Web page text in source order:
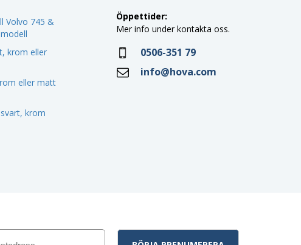
Volvo 745 &
krom eller
eller matt
krom
Öppettider:
Mer info under kontakta oss.
0506-351 79
info@hova.com